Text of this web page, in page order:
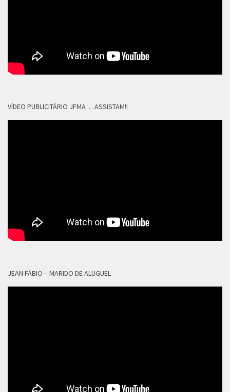
VÍDEO PUBLICITÁRIO JFMA… ASSISTAM!!
JEAN FÁBIO – MARIDO DE ALUGUEL